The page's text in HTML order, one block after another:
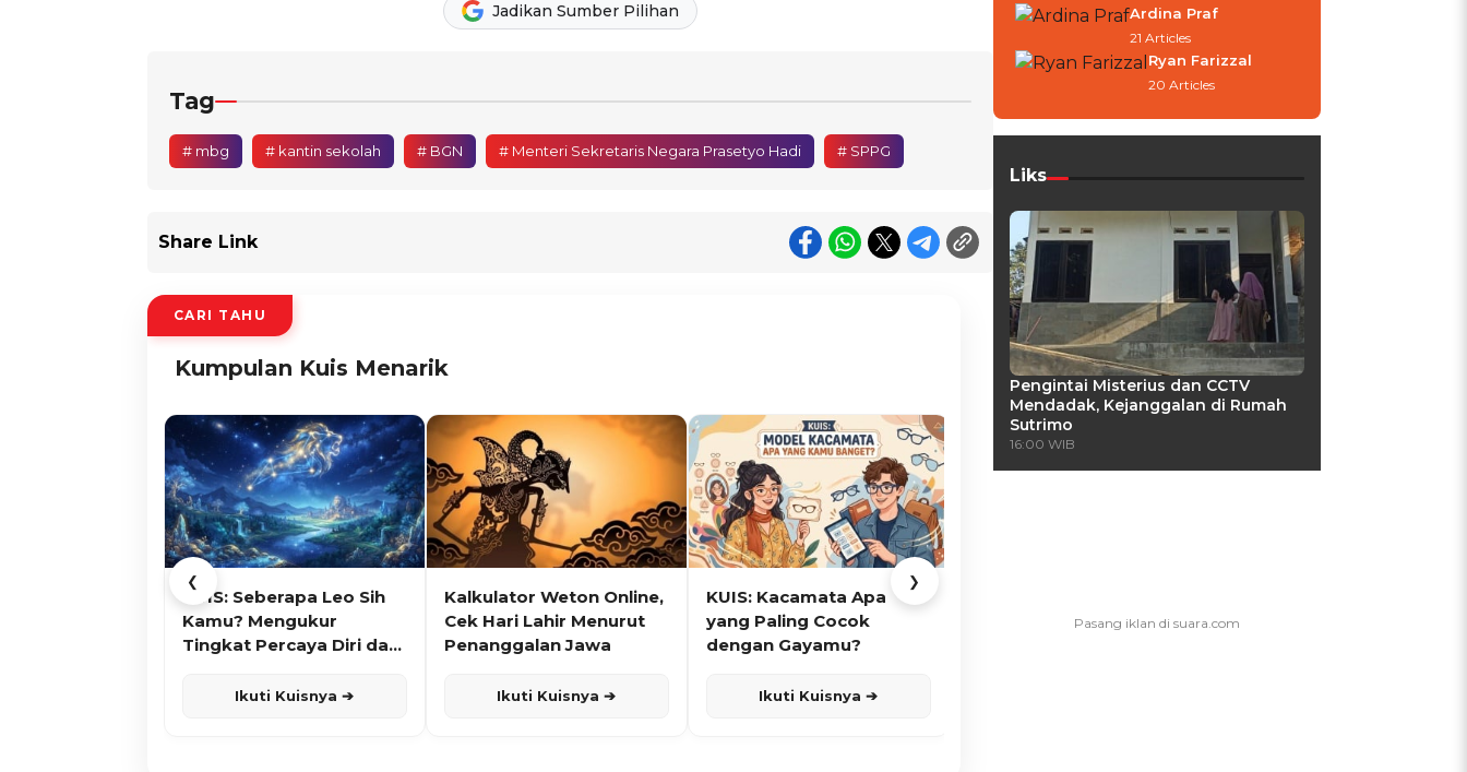
Jadikan Sumber Pilihan
Tag
# mbg # kantin sekolah # BGN # Menteri Sekretaris Negara Prasetyo Hadi # SPPG
Share Link
CARI TAHU
Kumpulan Kuis Menarik
❮
KUIS: Seberapa Leo Sih
Kamu? Mengukur
Tingkat Percaya Diri dan
Ikuti Kuisnya ➔
Kalkulator Weton Online,
Cek Hari Lahir Menurut
Penanggalan Jawa
Ikuti Kuisnya ➔
KUIS: Kacamata Apa
yang Paling Cocok
dengan Gayamu?
Ikuti Kuisnya ➔
Cocok dengan
Kamu dengan Si Zodiak
❯
Ardina Praf
21 Articles
Ryan Farizzal
20 Articles
Liks
Pengintai Misterius dan CCTV
Mendadak, Kejanggalan di Rumah
Sutrimo
16:00 WIB